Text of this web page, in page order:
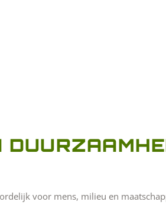
voor mens, milieu en